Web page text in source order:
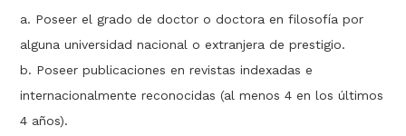
a. Poseer el grado de doctor o doctora en filosofía por
alguna universidad nacional o extranjera de prestigio.
b. Poseer publicaciones en revistas indexadas e
internacionalmente reconocidas (al menos 4 en los últimos
4 años).